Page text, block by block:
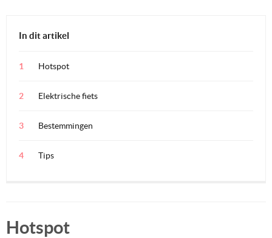
In dit artikel
Hotspot
Elektrische fiets
Bestemmingen
Tips
Hotspot